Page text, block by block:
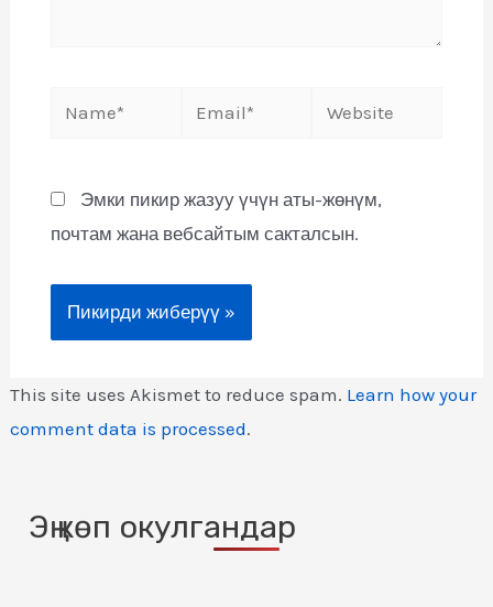
Эмки пикир жазуу үчүн аты-жөнүм,
почтам жана вебсайтым сакталсын.
This site uses Akismet to reduce spam. Learn how your
comment data is processed.
Эң көп окулгандар